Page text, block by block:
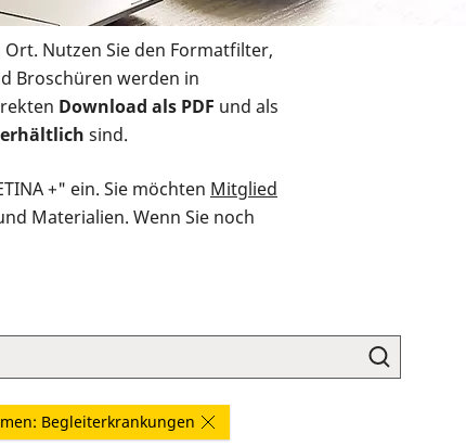
Ort. Nutzen Sie den Formatfilter,
Broschüren werden in
Download als PDF und als
sind.
+" ein. Sie möchten Mitglied
Materialien. Wenn Sie noch
Begleiterkrankungen